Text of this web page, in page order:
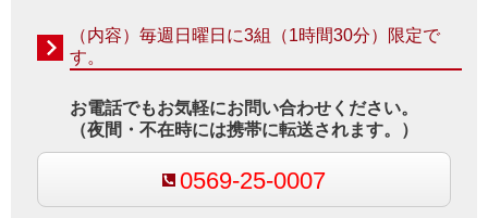
（内容）毎週日曜日に3組（1時間30分）限定で
す。
お電話でもお気軽にお問い合わせください。
（夜間・不在時には携帯に転送されます。）
0569-25-0007